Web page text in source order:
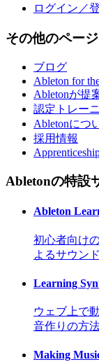
ログイン／
その他のページ
ブログ
Ableton for
Abletonが提
認定トレー
Abletonにつ
採用情報
Abletonの特設
Ableton
初心者向け
よるサウン
Learning
ウェブ上で
音作りの方
Making